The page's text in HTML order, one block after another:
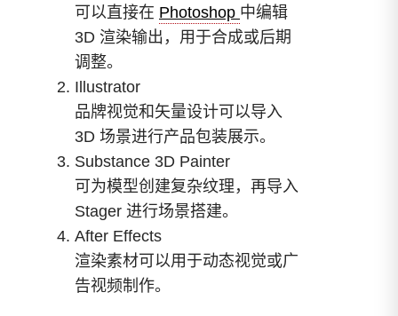
可以直接在 Photoshop 中编辑
3D 渲染输出，用于合成或后期
调整。
Illustrator
品牌视觉和矢量设计可以导入
3D 场景进行产品包装展示。
Substance 3D Painter
可为模型创建复杂纹理，再导入
Stager 进行场景搭建。
After Effects
渲染素材可以用于动态视觉或广
告视频制作。